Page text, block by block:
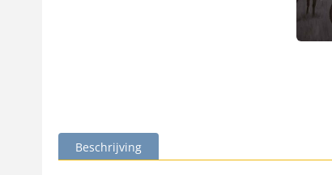
Beschrijving